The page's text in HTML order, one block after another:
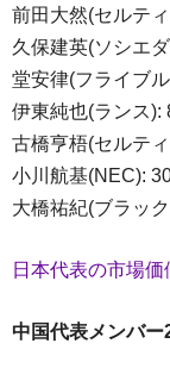
前田大然(セルテ
久保建英(ソシエ
堂安律(フライブ
伊東純也(ランス):
古橋亨梧(セルテ
小川航基(NEC):
大橋祐紀(ブラッ
日本代表の市場
中国代表メンバ